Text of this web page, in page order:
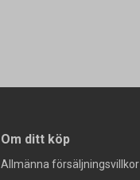
Om ditt köp
Allmänna försäljningsvillkor